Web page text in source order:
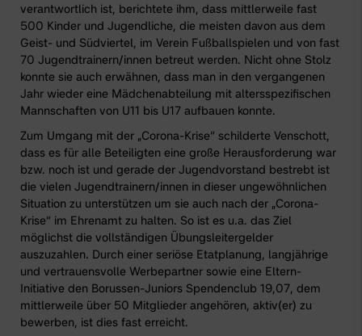
verantwortlich ist, berichtete ihm, dass mittlerweile fast
500 Kinder und Jugendliche, die meisten davon aus dem
Geist- und Südviertel, im Verein Fußballspielen und von fast
70 Jugendtrainern/innen betreut werden. Nicht ohne Stolz
konnte sie auch erwähnen, dass man in den vergangenen
Jahr wieder eine Mädchenabteilung mit altersspezifischen
Mannschaften von U11 bis U17 aufbauen konnte.
Zum Umgang mit der „Corona-Krise“ schilderte Venschott,
dass es für alle Beteiligten eine große Herausforderung war
bzw. noch ist und gerade der Jugendvorstand bestrebt ist
die vielen Jugendtrainern/innen in dieser ungewöhnlichen
Situation zu unterstützen um sie auch nach der „Corona-
Krise“ im Ehrenamt zu halten. So ist es u.a. das Ziel
möglichst die vollständigen Übungsleitergelder
auszuzahlen. Durch einer seriöse Etatplanung, langjährige
und vertrauensvolle Werbepartner sowie eine Eltern-
Initiative den Borussen-Juniors Spendenclub 19,07, dem
mittlerweile über 50 Mitglieder angehören, aktiv(er) zu
bewerben, ist dies fast erreicht.